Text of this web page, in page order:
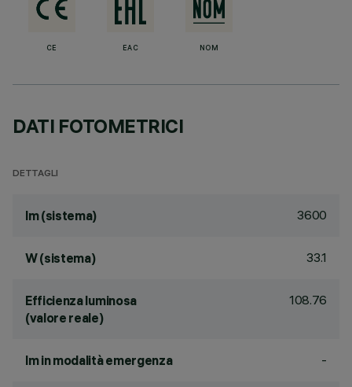
CE EAC NOM
DATI FOTOMETRICI
DETTAGLI
lm (sistema) 3600
W (sistema) 33.1
Efficienza luminosa
(valore reale)
108.76
lm in modalità emergenza -